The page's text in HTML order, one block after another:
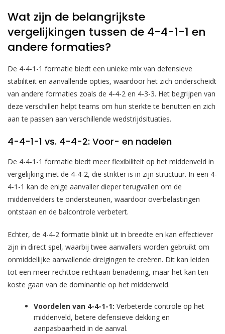
Wat zijn de belangrijkste
vergelijkingen tussen de 4-4-1-1 en
andere formaties?
De 4-4-1-1 formatie biedt een unieke mix van defensieve
stabiliteit en aanvallende opties, waardoor het zich onderscheidt
van andere formaties zoals de 4-4-2 en 4-3-3. Het begrijpen van
deze verschillen helpt teams om hun sterkte te benutten en zich
aan te passen aan verschillende wedstrijdsituaties.
4-4-1-1 vs. 4-4-2: Voor- en nadelen
De 4-4-1-1 formatie biedt meer flexibiliteit op het middenveld in
vergelijking met de 4-4-2, die strikter is in zijn structuur. In een 4-
4-1-1 kan de enige aanvaller dieper terugvallen om de
middenvelders te ondersteunen, waardoor overbelastingen
ontstaan en de balcontrole verbetert.
Echter, de 4-4-2 formatie blinkt uit in breedte en kan effectiever
zijn in direct spel, waarbij twee aanvallers worden gebruikt om
onmiddellijke aanvallende dreigingen te creëren. Dit kan leiden
tot een meer rechttoe rechtaan benadering, maar het kan ten
koste gaan van de dominantie op het middenveld.
Voordelen van 4-4-1-1: Verbeterde controle op het
middenveld, betere defensieve dekking en
aanpasbaarheid in de aanval.